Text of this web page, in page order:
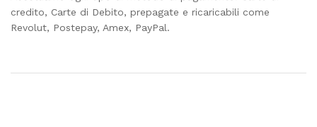
credito, Carte di Debito, prepagate e ricaricabili come
Revolut, Postepay, Amex, PayPal.